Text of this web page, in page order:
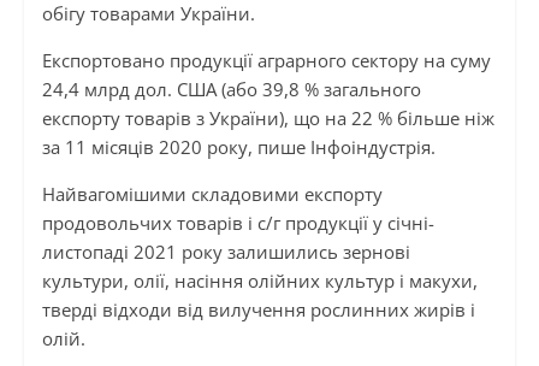
обігу товарами України.
Експортовано продукції аграрного сектору на суму
24,4 млрд дол. США (або 39,8 % загального
експорту товарів з України), що на 22 % більше ніж
за 11 місяців 2020 року, пише Інфоіндустрія.
Найвагомішими складовими експорту
продовольчих товарів і с/г продукції у січні-
листопаді 2021 року залишились зернові
культури, олії, насіння олійних культур і макухи,
тверді відходи від вилучення рослинних жирів і
олій.